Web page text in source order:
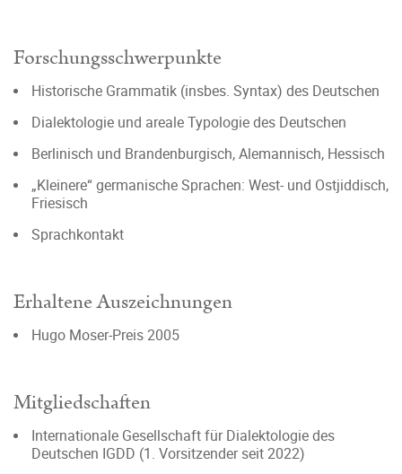
Forschungsschwerpunkte
Historische Grammatik (insbes. Syntax) des Deutschen
Dialektologie und areale Typologie des Deutschen
Berlinisch und Brandenburgisch, Alemannisch, Hessisch
„Kleinere“ germanische Sprachen: West- und Ostjiddisch,
Friesisch
Sprachkontakt
Erhaltene Auszeichnungen
Hugo Moser-Preis 2005
Mitgliedschaften
Internationale Gesellschaft für Dialektologie des
Deutschen IGDD (1. Vorsitzender seit 2022)